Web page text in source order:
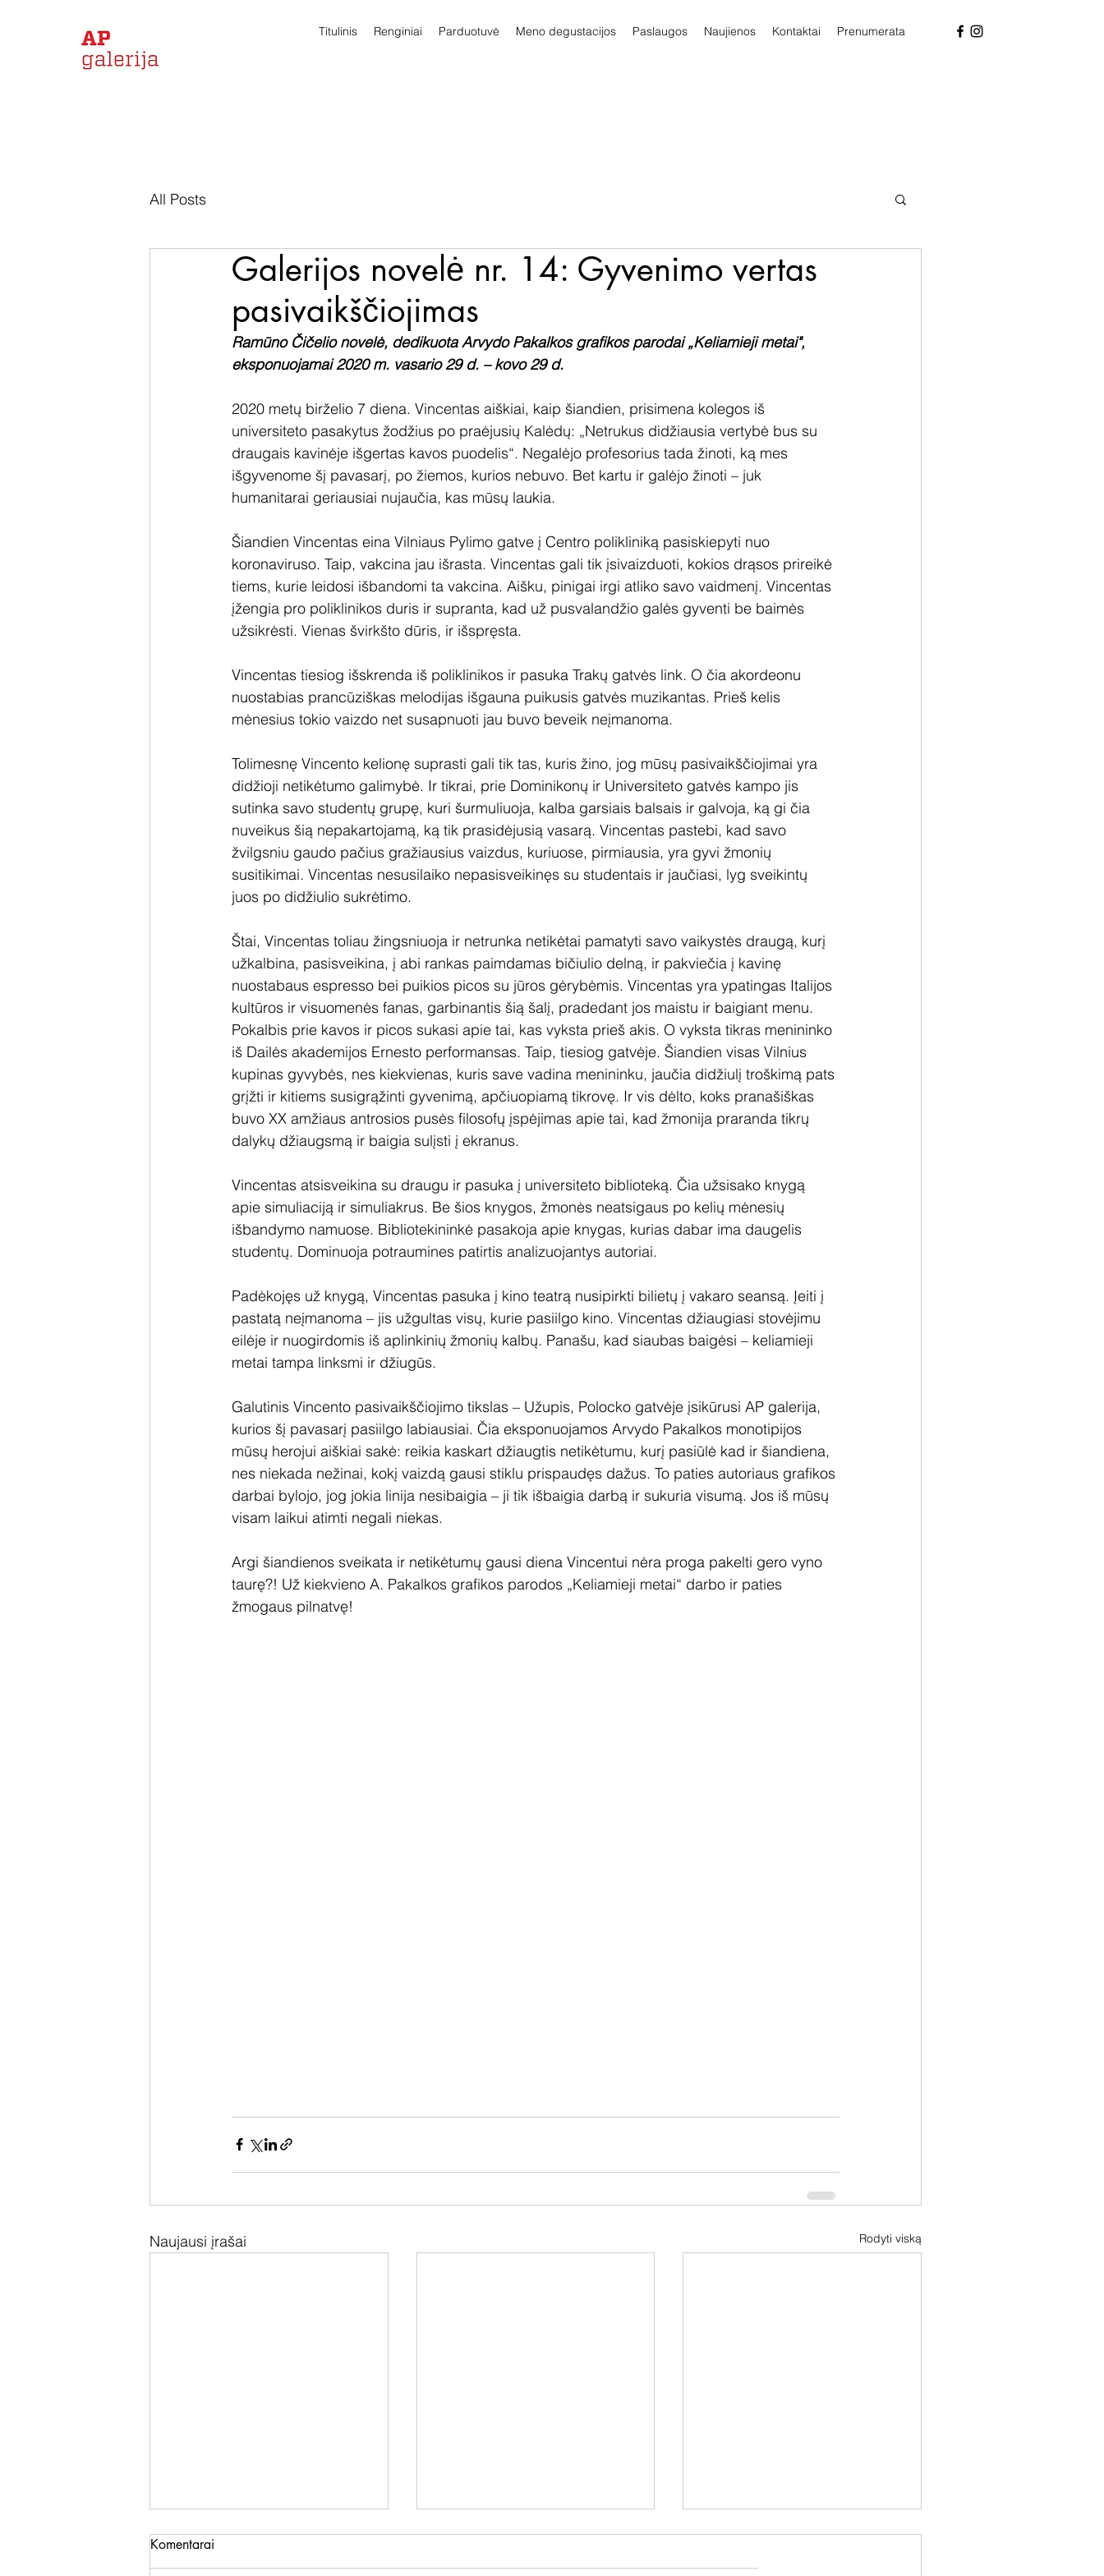
Titulinis Renginiai Parduotuvė Meno degustacijos Paslaugos Naujienos Kontaktai Prenumerata
All Posts
Galerijos novelė nr. 14: Gyvenimo vertas
pasivaikščiojimas
Ramūno Čičelio novelė, dedikuota Arvydo Pakalkos grafikos parodai „Keliamieji metai",
eksponuojamai 2020 m. vasario 29 d. – kovo 29 d.
2020 metų birželio 7 diena. Vincentas aiškiai, kaip šiandien, prisimena kolegos iš
universiteto pasakytus žodžius po praėjusių Kalėdų: „Netrukus didžiausia vertybė bus su
draugais kavinėje išgertas kavos puodelis“. Negalėjo profesorius tada žinoti, ką mes
išgyvenome šį pavasarį, po žiemos, kurios nebuvo. Bet kartu ir galėjo žinoti – juk
humanitarai geriausiai nujaučia, kas mūsų laukia.
Šiandien Vincentas eina Vilniaus Pylimo gatve į Centro polikliniką pasiskiepyti nuo
koronaviruso. Taip, vakcina jau išrasta. Vincentas gali tik įsivaizduoti, kokios drąsos prireikė
tiems, kurie leidosi išbandomi ta vakcina. Aišku, pinigai irgi atliko savo vaidmenį. Vincentas
įžengia pro poliklinikos duris ir supranta, kad už pusvalandžio galės gyventi be baimės
užsikrėsti. Vienas švirkšto dūris, ir išspręsta.
Vincentas tiesiog išskrenda iš poliklinikos ir pasuka Trakų gatvės link. O čia akordeonu
nuostabias prancūziškas melodijas išgauna puikusis gatvės muzikantas. Prieš kelis
mėnesius tokio vaizdo net susapnuoti jau buvo beveik neįmanoma.
Tolimesnę Vincento kelionę suprasti gali tik tas, kuris žino, jog mūsų pasivaikščiojimai yra
didžioji netikėtumo galimybė. Ir tikrai, prie Dominikonų ir Universiteto gatvės kampo jis
sutinka savo studentų grupę, kuri šurmuliuoja, kalba garsiais balsais ir galvoja, ką gi čia
nuveikus šią nepakartojamą, ką tik prasidėjusią vasarą. Vincentas pastebi, kad savo
žvilgsniu gaudo pačius gražiausius vaizdus, kuriuose, pirmiausia, yra gyvi žmonių
susitikimai. Vincentas nesusilaiko nepasisveikinęs su studentais ir jaučiasi, lyg sveikintų
juos po didžiulio sukrėtimo.
Štai, Vincentas toliau žingsniuoja ir netrunka netikėtai pamatyti savo vaikystės draugą, kurį
užkalbina, pasisveikina, į abi rankas paimdamas bičiulio delną, ir pakviečia į kavinę
nuostabaus espresso bei puikios picos su jūros gėrybėmis. Vincentas yra ypatingas Italijos
kultūros ir visuomenės fanas, garbinantis šią šalį, pradedant jos maistu ir baigiant menu.
Pokalbis prie kavos ir picos sukasi apie tai, kas vyksta prieš akis. O vyksta tikras menininko
iš Dailės akademijos Ernesto performansas. Taip, tiesiog gatvėje. Šiandien visas Vilnius
kupinas gyvybės, nes kiekvienas, kuris save vadina menininku, jaučia didžiulį troškimą pats
grįžti ir kitiems susigrąžinti gyvenimą, apčiuopiamą tikrovę. Ir vis dėlto, koks pranašiškas
buvo XX amžiaus antrosios pusės filosofų įspėjimas apie tai, kad žmonija praranda tikrų
dalykų džiaugsmą ir baigia sulįsti į ekranus.
Vincentas atsisveikina su draugu ir pasuka į universiteto biblioteką. Čia užsisako knygą
apie simuliaciją ir simuliakrus. Be šios knygos, žmonės neatsigaus po kelių mėnesių
išbandymo namuose. Bibliotekininkė pasakoja apie knygas, kurias dabar ima daugelis
studentų. Dominuoja potraumines patirtis analizuojantys autoriai.
Padėkojęs už knygą, Vincentas pasuka į kino teatrą nusipirkti bilietų į vakaro seansą. Įeiti į
pastatą neįmanoma – jis užgultas visų, kurie pasiilgo kino. Vincentas džiaugiasi stovėjimu
eilėje ir nuogirdomis iš aplinkinių žmonių kalbų. Panašu, kad siaubas baigėsi – keliamieji
metai tampa linksmi ir džiugūs.
Galutinis Vincento pasivaikščiojimo tikslas – Užupis, Polocko gatvėje įsikūrusi AP galerija,
kurios šį pavasarį pasiilgo labiausiai. Čia eksponuojamos Arvydo Pakalkos monotipijos
mūsų herojui aiškiai sakė: reikia kaskart džiaugtis netikėtumu, kurį pasiūlė kad ir šiandiena,
nes niekada nežinai, kokį vaizdą gausi stiklu prispaudęs dažus. To paties autoriaus grafikos
darbai bylojo, jog jokia linija nesibaigia – ji tik išbaigia darbą ir sukuria visumą. Jos iš mūsų
visam laikui atimti negali niekas.
Argi šiandienos sveikata ir netikėtumų gausi diena Vincentui nėra proga pakelti gero vyno
taurę?! Už kiekvieno A. Pakalkos grafikos parodos „Keliamieji metai“ darbo ir paties
žmogaus pilnatvę!
Naujausi įrašai Rodyti viską
Komentarai